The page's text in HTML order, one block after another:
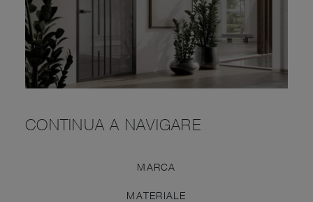
CONTINUA A NAVIGARE
MARCA
MATERIALE